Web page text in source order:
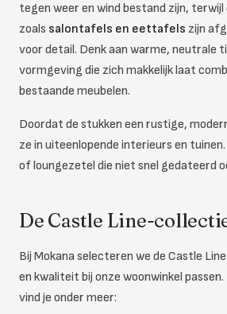
tegen weer en wind bestand zijn, terwijl
zoals salontafels en eettafels zijn
voor detail. Denk aan warme, neutrale
vormgeving die zich makkelijk laat
bestaande meubelen.
Doordat de stukken een rustige,
ze in uiteenlopende interieurs en
of loungezetel die niet snel gedateerd
De Castle Line-
Bij Mokana selecteren we de Castle
en kwaliteit bij onze woonwinkel
vind je onder meer: